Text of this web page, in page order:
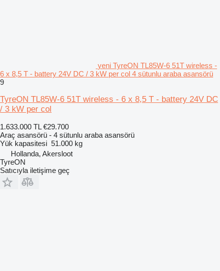
yeni TyreON TL85W-6 51T wireless -
6 x 8,5 T - battery 24V DC / 3 kW per col 4 sütunlu araba asansörü
9
TyreON TL85W-6 51T wireless - 6 x 8,5 T - battery 24V DC
/ 3 kW per col
1.633.000 TL €29.700
Araç asansörü - 4 sütunlu araba asansörü
Yük kapasitesi 51.000 kg
Hollanda, Akersloot
TyreON
Satıcıyla iletişime geç